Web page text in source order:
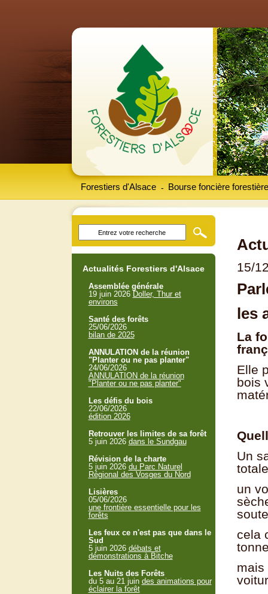
Forestiers d'Alsace Bourse foncière forestière
-
15/
les
La
Elle
bois
Un
un
cela
mais
Actualités Forestiers d'Alsace
Assemblée générale
19 juin 2026 Doller, Thur et
environs
Santé des forêts
25/06/2026
bilan de 2025
ANNULATION de la réunion
"Planter ou ne pas planter"
24/06/2026
ANNULATION de la réunion
"Planter ou ne pas planter"
Les défis du bois
22/06/2026
édition 2026
Retrouver les limites de sa forêt
5 juin 2026 dans le Sundgau
Révision de la charte
5 juin 2026 du Parc Naturel
Régional des Vosges du Nord
Lisières
05/06/2026
une frontière essentielle pour les
forêts
Les feux ce n'est pas que dans le
Sud
5 juin 2026 débats et
démonstrations à Bitche
Les Nuits des Forêts
du 5 au 21 juin des animations pour
éclairer la forêt